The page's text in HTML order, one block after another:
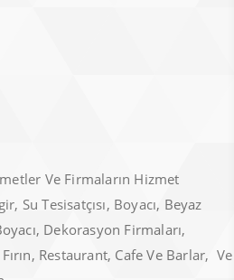
Ve Firmaların Hizmet
Su Tesisatçısı, Boyacı, Beyaz
Dekorasyon Firmaları,
Restaurant, Cafe Ve Barlar, Ve